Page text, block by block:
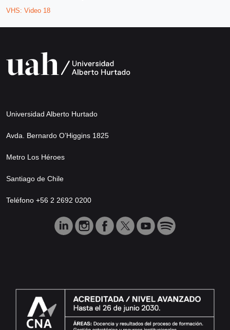
VHS: Video 18
Universidad Alberto Hurtado
Avda. Bernardo O’Higgins 1825
Metro Los Héroes
Santiago de Chile
Teléfono +56 2 2692 0200